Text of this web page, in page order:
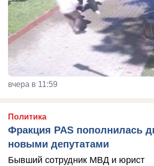
вчера в 11:59
Политика
Фракция PAS пополнилась
новыми депутатами
Бывший сотрудник МВД и юрист